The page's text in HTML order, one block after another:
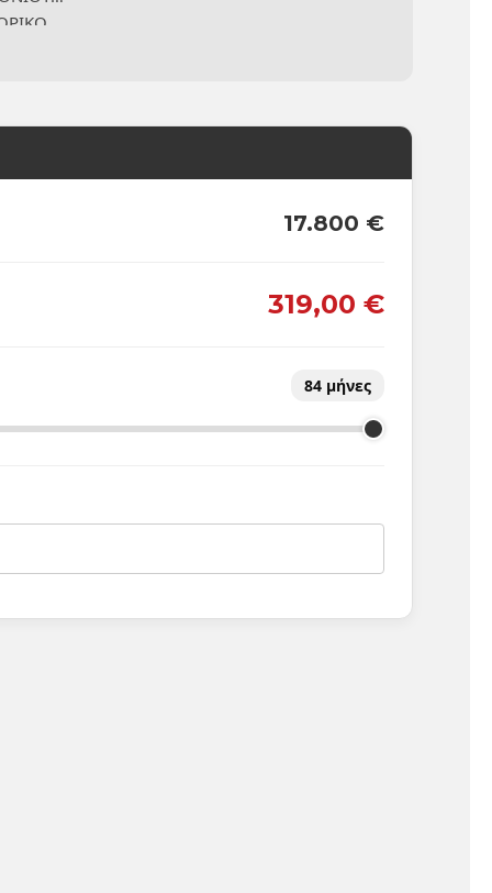
17.800 €
319,00 €
84 μήνες